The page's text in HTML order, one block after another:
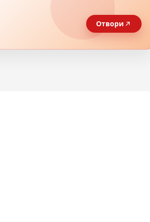
Отвори